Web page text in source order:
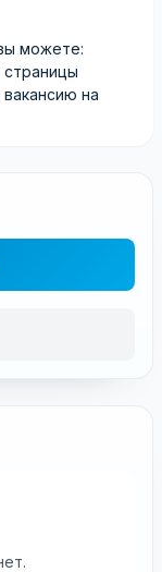
можете:
страницы
на